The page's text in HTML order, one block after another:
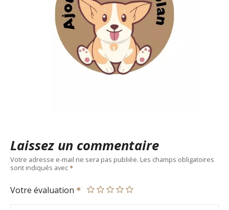
Laissez un commentaire
Votre adresse e-mail ne sera pas publiée. Les champs obligatoires
sont indiqués avec
Votre évaluation